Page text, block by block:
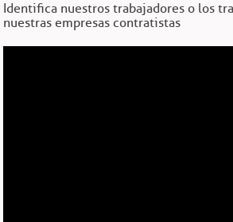
Identifica nuestros trabajadores o los
nuestras empresas contratistas